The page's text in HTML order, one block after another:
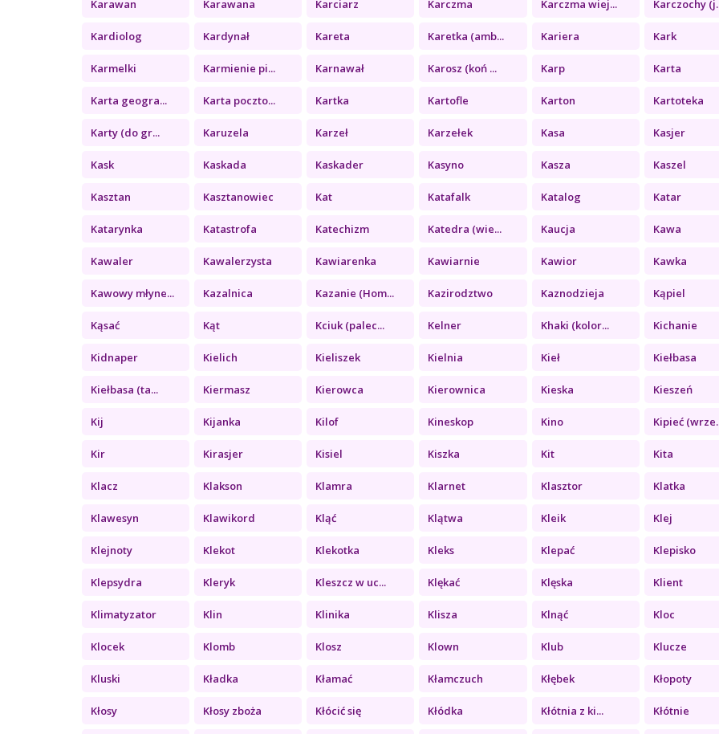
Karawan Karawana Karciarz Karczma Karczma wiej... Karczochy
Kardiolog Kardynał Kareta Karetka (amb... Kariera Kark
Karmelki Karmienie pi... Karnawał Karosz (koń ... Karp Karta
Karta geogra... Karta poczto... Kartka Kartofle Karton Kartoteka
Karty (do gr... Karuzela Karzeł Karzełek Kasa Kasjer
Kask Kaskada Kaskader Kasyno Kasza Kaszel
Kasztan Kasztanowiec Kat Katafalk Katalog Katar
Katarynka Katastrofa Katechizm Katedra (wie... Kaucja Kawa
Kawaler Kawalerzysta Kawiarenka Kawiarnie Kawior Kawka
Kawowy młyne... Kazalnica Kazanie (Hom... Kazirodztwo Kaznodzieja Kąpiel
Kąsać Kąt Kciuk (palec... Kelner Khaki (kolor... Kichanie
Kidnaper Kielich Kieliszek Kielnia Kieł Kiełbasa
Kiełbasa (ta... Kiermasz Kierowca Kierownica Kieska Kieszeń
Kij Kijanka Kilof Kineskop Kino Kipieć
Kir Kirasjer Kisiel Kiszka Kit Kita
Klacz Klakson Klamra Klarnet Klasztor Klatka
Klawesyn Klawikord Kląć Klątwa Kleik Klej
Klejnoty Klekot Klekotka Kleks Klepać Klepisko
Klepsydra Kleryk Kleszcz w uc... Klękać Klęska Klient
Klimatyzator Klin Klinika Klisza Klnąć Kloc
Klocek Klomb Klosz Klown Klub Klucze
Kluski Kładka Kłamać Kłamczuch Kłębek Kłopoty
Kłosy Kłosy zboża Kłócić się Kłódka Kłótnia z ki... Kłótnie